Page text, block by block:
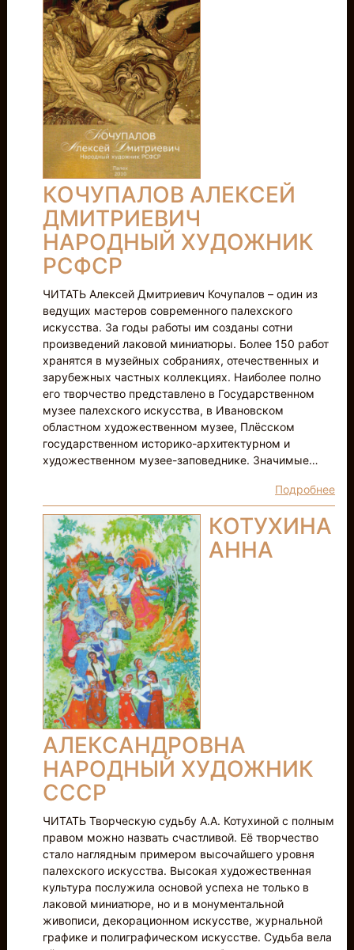
КОЧУПАЛОВ АЛЕКСЕЙ
ДМИТРИЕВИЧ
НАРОДНЫЙ ХУДОЖНИК
РСФСР
ЧИТАТЬ Алексей Дмитриевич Кочупалов – один из
ведущих мастеров современного палехского
искусства. За годы работы им созданы сотни
произведений лаковой миниатюры. Более 150 работ
хранятся в музейных собраниях, отечественных и
зарубежных частных коллекциях. Наиболее полно
его творчество представлено в Государственном
музее палехского искусства, в Ивановском
областном художественном музее, Плёсском
государственном историко-архитектурном и
художественном музее-заповеднике. Значимые…
Подробнее
КОТУХИНА
АННА
АЛЕКСАНДРОВНА
НАРОДНЫЙ ХУДОЖНИК
СССР
ЧИТАТЬ Творческую судьбу А.А. Котухиной с полным
правом можно назвать счастливой. Её творчество
стало наглядным примером высочайшего уровня
палехского искусства. Высокая художественная
культура послужила основой успеха не только в
лаковой миниатюре, но и в монументальной
живописи, декорационном искусстве, журнальной
графике и полиграфическом искусстве. Судьба вела